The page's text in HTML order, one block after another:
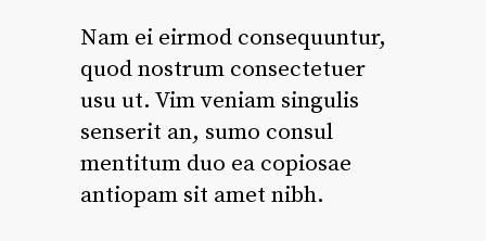
Nam ei eirmod consequuntur,
quod nostrum consectetuer
usu ut. Vim veniam singulis
senserit an, sumo consul
mentitum duo ea copiosae
antiopam sit amet nibh.